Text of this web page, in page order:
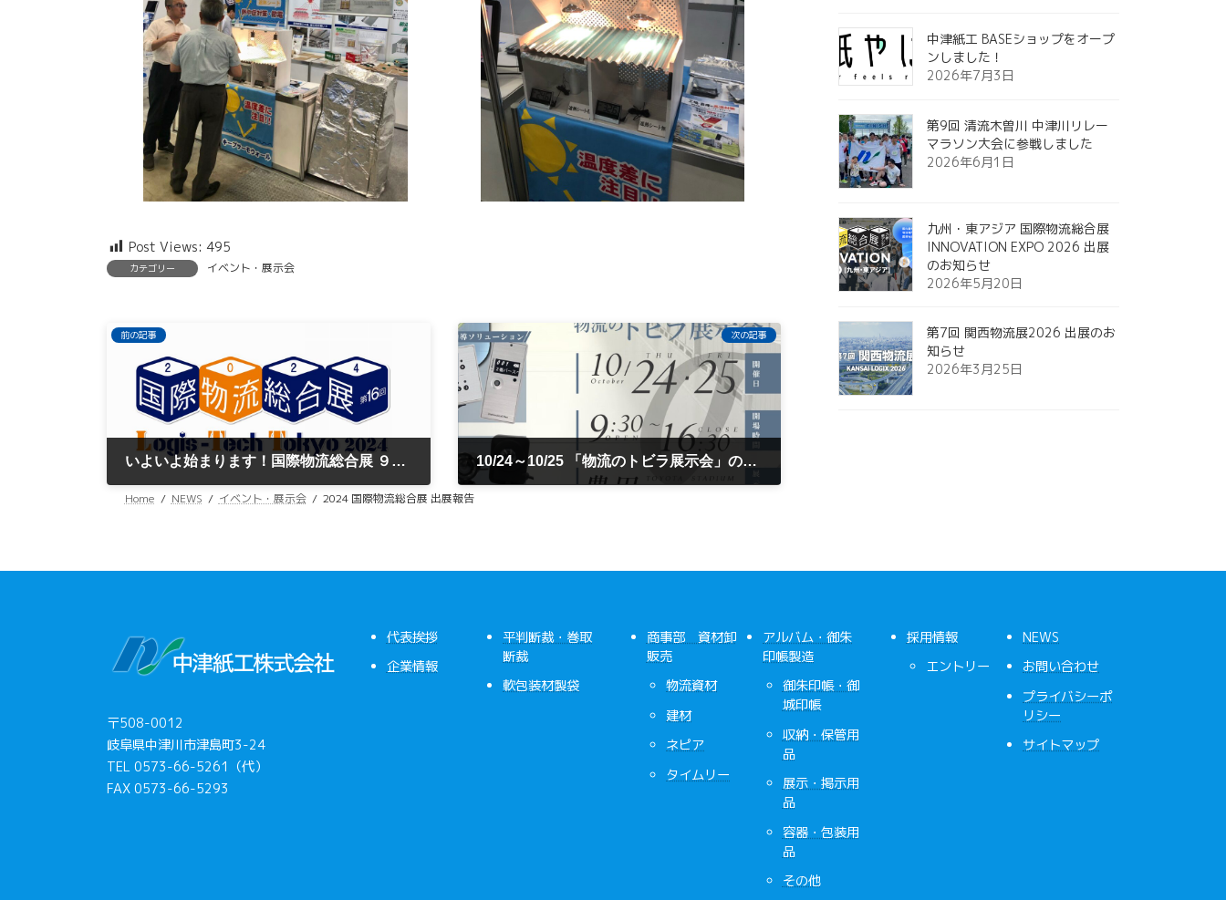
Post Views: 495
カテゴリー イベント・展示会
前の記事
いよいよ始まります！国際物流総合展 ９月10日から！
2024年9月9日
次の記事
10/24～10/25 「物流のトビラ展示会」のお知らせ
中津紙工 BASEショップをオープ
ンしました！
2026年7月3日
第9回 清流木曽川 中津川リレー
マラソン大会に参戦しました
2026年6月1日
九州・東アジア 国際物流総合展
INNOVATION EXPO 2026 出展
のお知らせ
2026年5月20日
第7回 関西物流展2026 出展のお
知らせ
2026年3月25日
Home NEWS イベント・展示会 2024 国際物流総合展 出展報告
〒508-0012
岐阜県中津川市津島町3-24
TEL 0573-66-5261（代）
FAX 0573-66-5293
代表挨拶
企業情報
平判断裁・巻取
断裁
軟包装材製袋
商事部 資材卸
販売
物流資材
建材
ネピア
タイムリー
アルバム・御朱
印帳製造
御朱印帳・御
城印帳
収納・保管用
品
展示・掲示用
品
容器・包装用
品
その他
採用情報
エントリー
NEWS
お問い合わせ
プライバシーポ
リシー
サイトマップ